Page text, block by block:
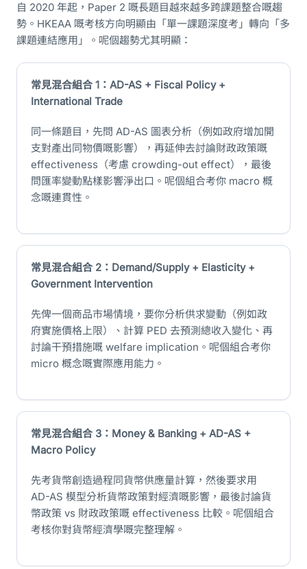
自 2020 年起，Paper 2 嘅長題目越來越多跨課題整合嘅趨
勢。HKEAA 嘅考核方向明顯由「單一課題深度考」轉向「多
課題連結應用」。呢個趨勢尤其明顯：
常見混合組合 1：AD-AS + Fiscal Policy +
International Trade
同一條題目，先問 AD-AS 圖表分析（例如政府增加開
支對產出同物價嘅影響），再延伸去討論財政政策嘅
effectiveness（考慮 crowding-out effect），最後
問匯率變動點樣影響淨出口。呢個組合考你 macro 概
念嘅連貫性。
常見混合組合 2：Demand/Supply + Elasticity +
Government Intervention
先俾一個商品市場情境，要你分析供求變動（例如政
府實施價格上限）、計算 PED 去預測總收入變化、再
討論干預措施嘅 welfare implication。呢個組合考你
micro 概念嘅實際應用能力。
常見混合組合 3：Money & Banking + AD-AS +
Macro Policy
先考貨幣創造過程同貨幣供應量計算，然後要求用
AD-AS 模型分析貨幣政策對經濟嘅影響，最後討論貨
幣政策 vs 財政政策嘅 effectiveness 比較。呢個組合
考核你對貨幣經濟學嘅完整理解。